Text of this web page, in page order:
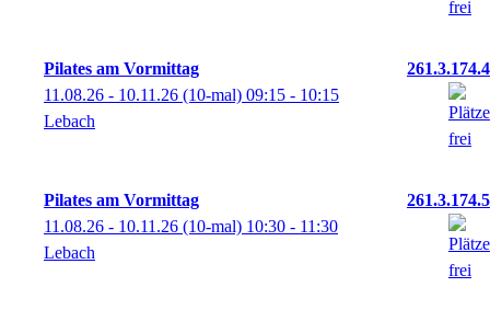
Pilates am Vormittag
261.3.174.4
11.08.26 - 10.11.26 (10-mal) 09:15 - 10:15
Lebach
Pilates am Vormittag
261.3.174.5
11.08.26 - 10.11.26 (10-mal) 10:30 - 11:30
Lebach